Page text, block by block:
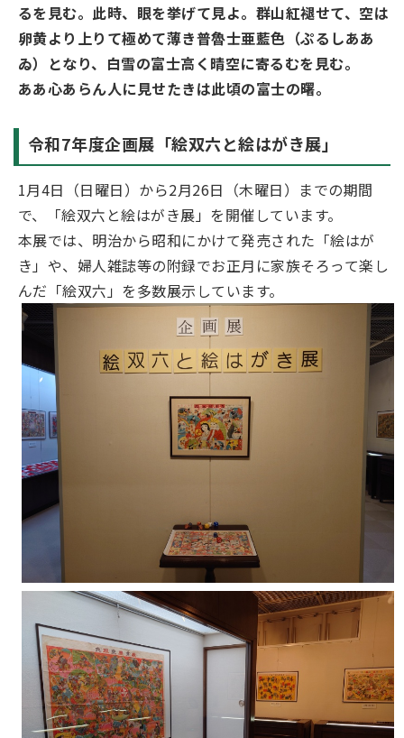
るを見む。此時、眼を挙げて見よ。群山紅褪せて、空は
卵黄より上りて極めて薄き普魯士亜藍色（ぷるしああ
ゐ）となり、白雪の富士高く晴空に寄るむを見む。
ああ心あらん人に見せたきは此頃の富士の曙。
令和7年度企画展「絵双六と絵はがき展」
1月4日（日曜日）から2月26日（木曜日）までの期間
で、「絵双六と絵はがき展」を開催しています。
本展では、明治から昭和にかけて発売された「絵はが
き」や、婦人雑誌等の附録でお正月に家族そろって楽し
んだ「絵双六」を多数展示しています。